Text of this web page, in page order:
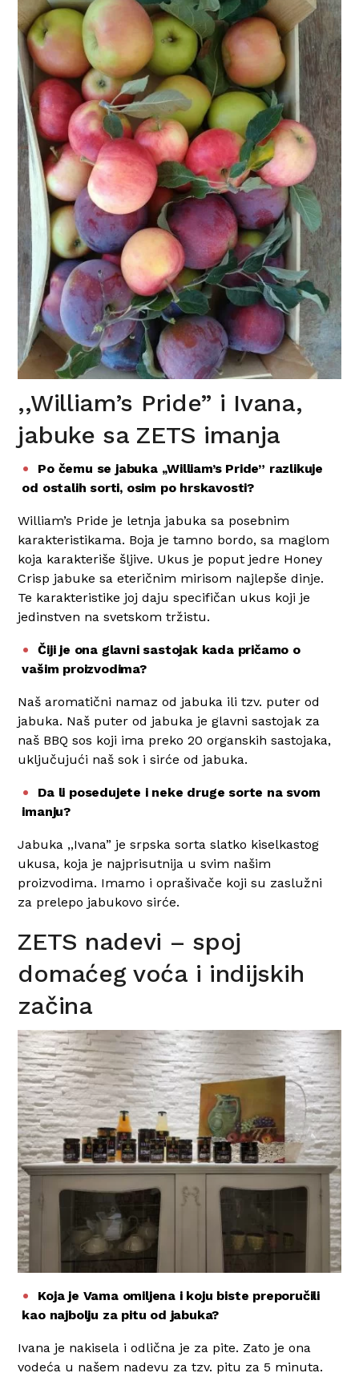
,,William’s Pride” i Ivana,
jabuke sa ZETS imanja
Po čemu se jabuka ,,William’s Pride” razlikuje
od ostalih sorti, osim po hrskavosti?
William’s Pride je letnja jabuka sa posebnim
karakteristikama. Boja je tamno bordo, sa maglom
koja karakteriše šljive. Ukus je poput jedre Honey
Crisp jabuke sa eteričnim mirisom najlepše dinje.
Te karakteristike joj daju specifičan ukus koji je
jedinstven na svetskom tržistu.
Čiji je ona glavni sastojak kada pričamo o
vašim proizvodima?
Naš aromatični namaz od jabuka ili tzv. puter od
jabuka. Naš puter od jabuka je glavni sastojak za
naš BBQ sos koji ima preko 20 organskih sastojaka,
uključujući naš sok i sirće od jabuka.
Da li posedujete i neke druge sorte na svom
imanju?
Jabuka ,,Ivana” je srpska sorta slatko kiselkastog
ukusa, koja je najprisutnija u svim našim
proizvodima. Imamo i oprašivače koji su zaslužni
za prelepo jabukovo sirće.
ZETS nadevi – spoj
domaćeg voća i indijskih
začina
Koja je Vama omiljena i koju biste preporučili
kao najbolju za pitu od jabuka?
Ivana je nakisela i odlična je za pite. Zato je ona
vodeća u našem nadevu za tzv. pitu za 5 minuta.